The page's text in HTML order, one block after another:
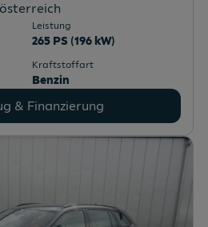
Leistung
265 PS (196 kW)
Kraftstoffart
Benzin
& Finanzierung